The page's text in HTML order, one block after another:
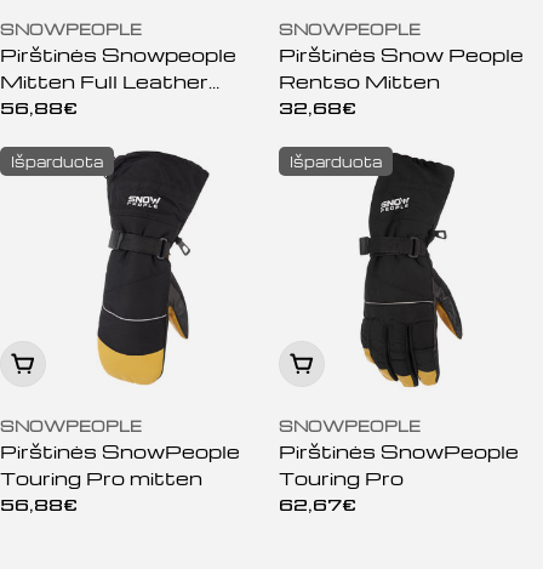
SNOWPEOPLE
Pirštinės Snowpeople
Mitten Full Leather
black
Įprasta
56,88€
SNOWPEOPLE
Pirštinės Snow People
Rentso Mitten
Įprasta
32,68€
Išparduota
Peržiūrėti
SNOWPEOPLE
Pirštinės SnowPeople
Touring Pro mitten
Įprasta
56,88€
Išparduota
Peržiūrėti
SNOWPEOPLE
Pirštinės SnowPeople
Touring Pro
Įprasta
62,67€